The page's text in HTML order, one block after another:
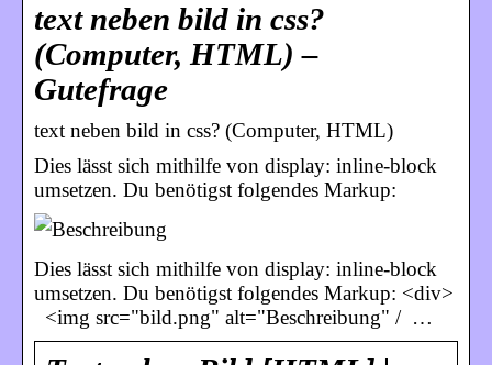
text neben bild in css?
(Computer, HTML) –
Gutefrage
text neben bild in css? (Computer, HTML)
Dies lässt sich mithilfe von display: inline-block
umsetzen. Du benötigst folgendes Markup:
Dies lässt sich mithilfe von display: inline-block
umsetzen. Du benötigst folgendes Markup: <div>
<img src="bild.png" alt="Beschreibung" / …